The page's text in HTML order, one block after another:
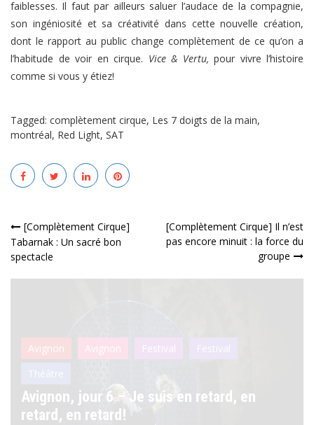
faiblesses. Il faut par ailleurs saluer l’audace de la compagnie,
son ingéniosité et sa créativité dans cette nouvelle création,
dont le rapport au public change complètement de ce qu’on a
l’habitude de voir en cirque. Vice & Vertu, pour vivre l’histoire
comme si vous y étiez!
Tagged: complètement cirque, Les 7 doigts de la main,
montréal, Red Light, SAT
Navigation
de
l’article
[Complètement Cirque]
Tabarnak : Un sacré bon
spectacle
[Complètement Cirque] Il n’est
pas encore minuit : la force du
groupe
Avignon Avignon Festival
Festival
Théâtre
Avignon, jour 6 – Je suis en retard, en
retard, en retard!